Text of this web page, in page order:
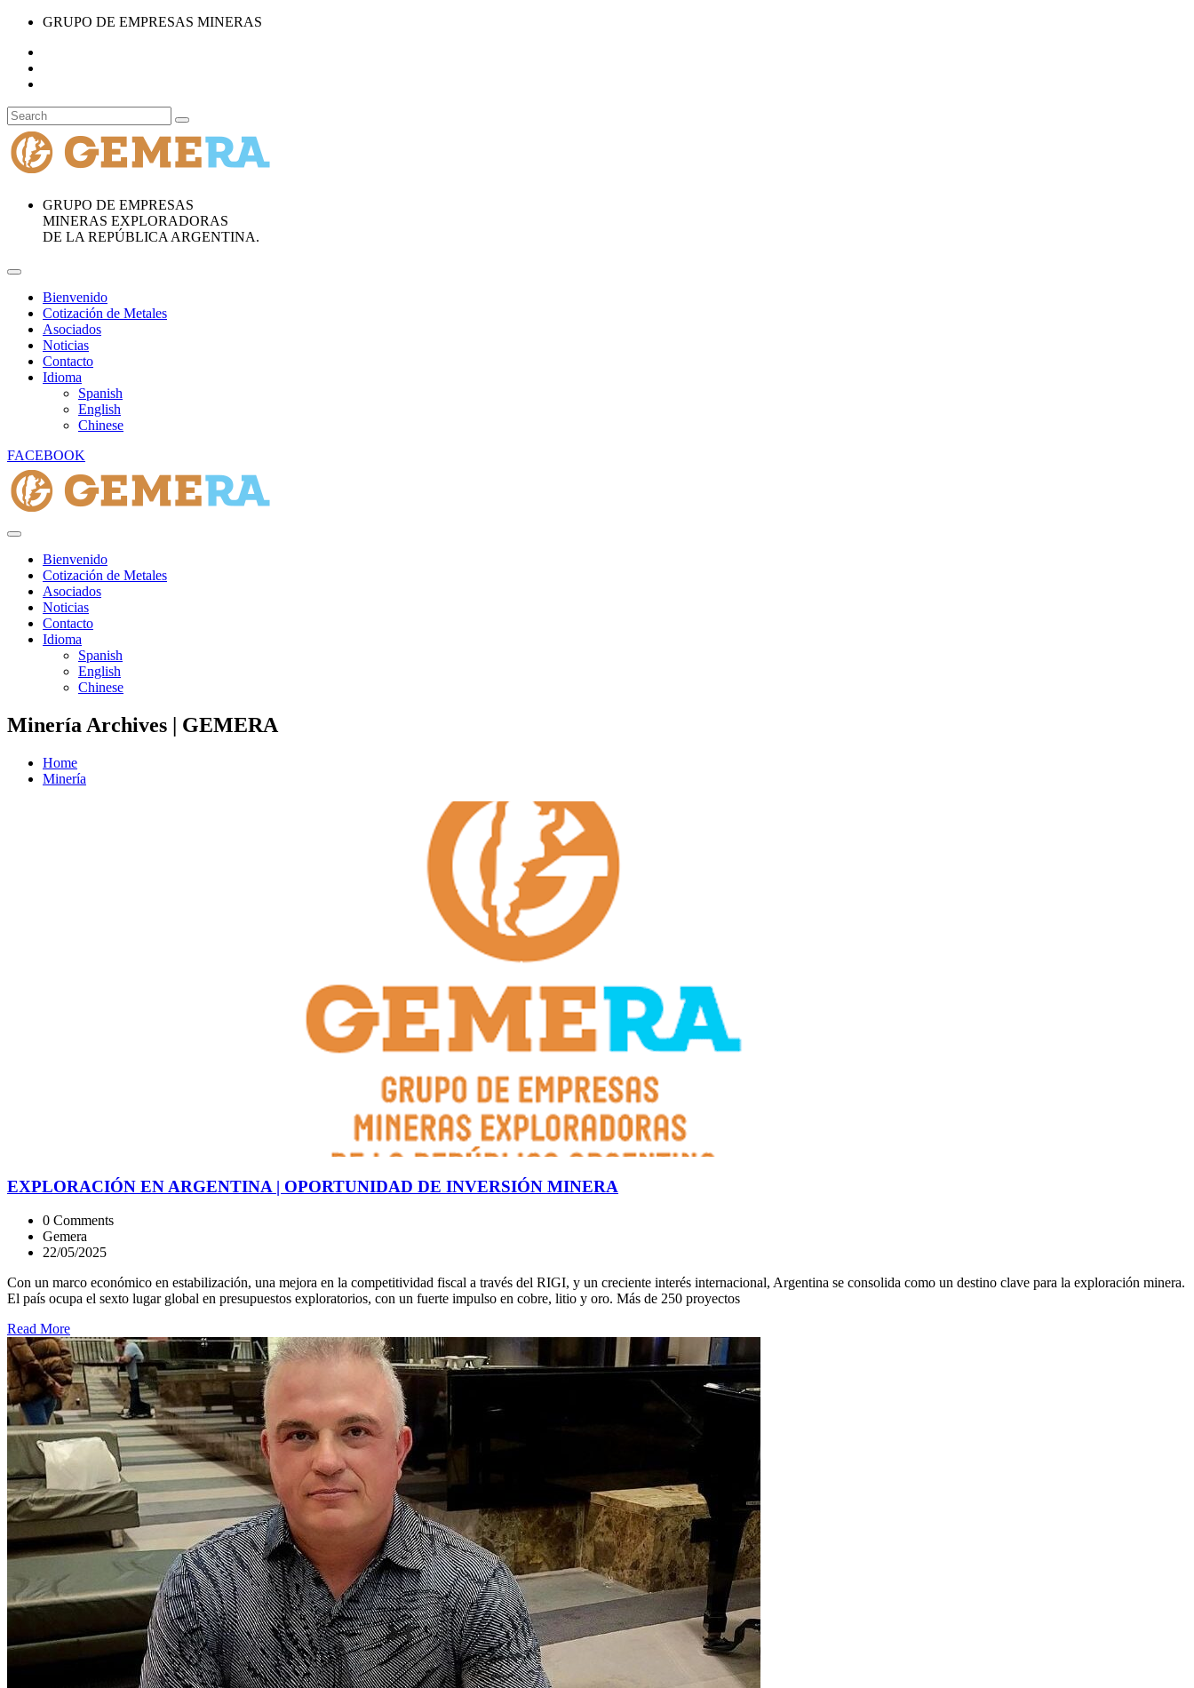
GRUPO DE EMPRESAS MINERAS
GRUPO DE EMPRESAS
MINERAS EXPLORADORAS
DE LA REPÚBLICA ARGENTINA.
Bienvenido
Cotización de Metales
Asociados
Noticias
Contacto
Idioma
Spanish
English
Chinese
FACEBOOK
Bienvenido
Cotización de Metales
Asociados
Noticias
Contacto
Idioma
Spanish
English
Chinese
Minería Archives | GEMERA
Home
Minería
EXPLORACIÓN EN ARGENTINA | OPORTUNIDAD DE INVERSIÓN MINERA
0 Comments
Gemera
22/05/2025
Con un marco económico en estabilización, una mejora en la competitividad fiscal a través del RIGI, y un creciente interés internacional, Argentina se consolida como un destino clave para la exploración minera.
El país ocupa el sexto lugar global en presupuestos exploratorios, con un fuerte impulso en cobre, litio y oro. Más de 250 proyectos
Read More